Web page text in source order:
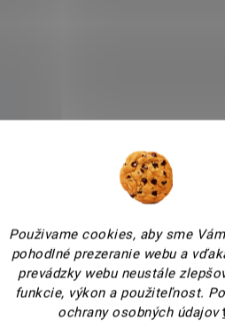
Použivame cookies, aby sme
pohodlné prezeranie webu a
prevádzky webu neustále
funkcie, výkon a použiteľnost.
ochrany osobných údajov